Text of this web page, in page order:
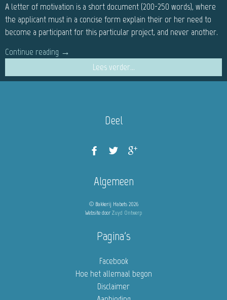
A letter of motivation is a short document (200-250 words), where
the applicant must in a concise form explain their or her need to
become a participant for this particular project, and never another.
Continue reading →
Lees verder...
Deel
Algemeen
© Bakkerij Habets 2026
Website door Zuyd Ontwerp
Pagina's
Facebook
Hoe het allemaal begon
Disclaimer